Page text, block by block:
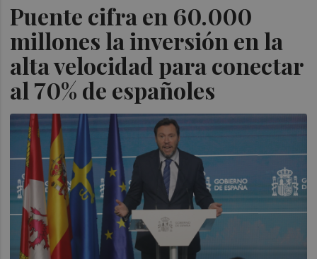
Puente cifra en 60.000
millones la inversión en la
alta velocidad para conectar
al 70% de españoles